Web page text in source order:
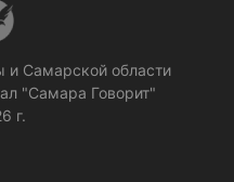
и Самарской области
"Самара Говорит"
г.